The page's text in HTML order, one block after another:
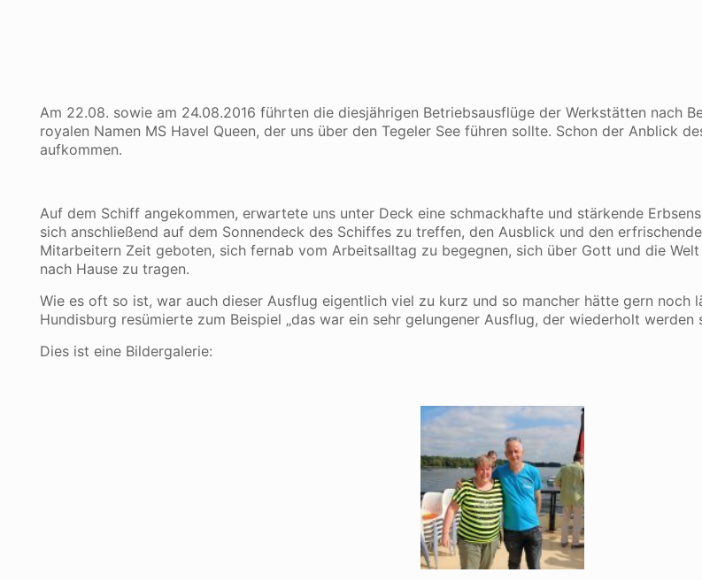
Am 22.08. sowie am 24.08.2016 führten die diesjährigen Betriebsausflüge der Werkstätten nach
royalen Namen MS Havel Queen, der uns über den Tegeler See führen sollte. Schon der Anblick
aufkommen.
Auf dem Schiff angekommen, erwartete uns unter Deck eine schmackhafte und stärkende
sich anschließend auf dem Sonnendeck des Schiffes zu treffen, den Ausblick und den
Mitarbeitern Zeit geboten, sich fernab vom Arbeitsalltag zu begegnen, sich über Gott und die
nach Hause zu tragen.
Wie es oft so ist, war auch dieser Ausflug eigentlich viel zu kurz und so mancher hätte gern
Hundisburg resümierte zum Beispiel „das war ein sehr gelungener Ausflug, der wiederholt werden
Dies ist eine Bildergalerie: